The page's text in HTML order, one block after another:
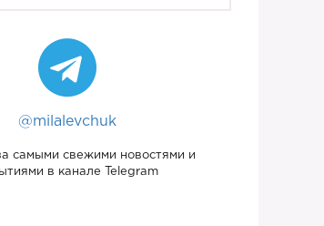
@milalevchuk
самыми свежими новостями и
в канале Telegram